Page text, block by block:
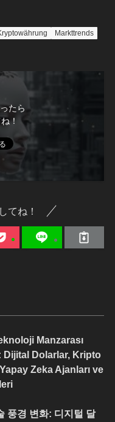
Markttrends
たら
！
てね！
Manzarası
Dijital Dolarlar, Kripto
Zeka Ajanları ve
풍경 변화: 디지털 달